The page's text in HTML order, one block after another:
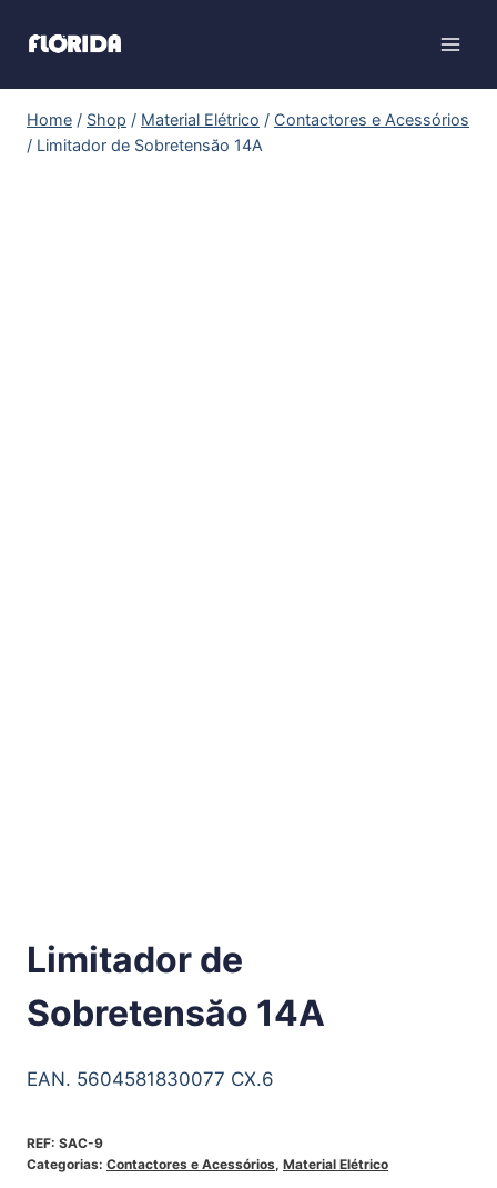
Home / Shop / Material Elétrico / Contactores e Acessórios
/ Limitador de Sobretensăo 14A
Limitador de
Sobretensăo 14A
EAN. 5604581830077 CX.6
REF: SAC-9
Categorias: Contactores e Acessórios, Material Elétrico